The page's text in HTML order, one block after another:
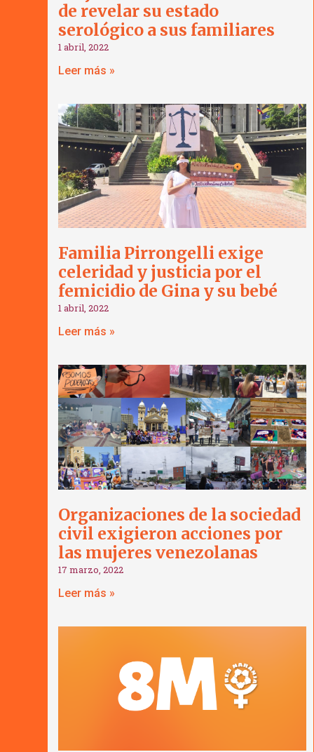
de revelar su estado
serológico a sus familiares
1 abril, 2022
Leer más »
Familia Pirrongelli exige
celeridad y justicia por el
femicidio de Gina y su bebé
1 abril, 2022
Leer más »
Organizaciones de la sociedad
civil exigieron acciones por
las mujeres venezolanas
17 marzo, 2022
Leer más »